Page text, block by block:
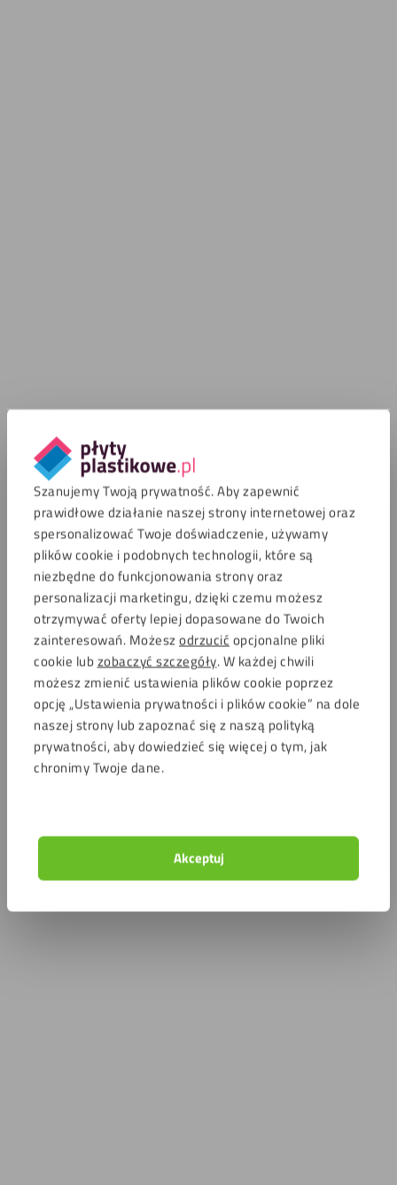
Szanujemy Twoją prywatność. Aby zapewnić
prawidłowe działanie naszej strony internetowej oraz
spersonalizować Twoje doświadczenie, używamy
plików cookie i podobnych technologii, które są
niezbędne do funkcjonowania strony oraz
personalizacji marketingu, dzięki czemu możesz
otrzymywać oferty lepiej dopasowane do Twoich
zainteresowań. Możesz odrzucić opcjonalne pliki
cookie lub zobaczyć szczegóły. W każdej chwili
możesz zmienić ustawienia plików cookie poprzez
opcję „Ustawienia prywatności i plików cookie” na dole
naszej strony lub zapoznać się z naszą polityką
prywatności, aby dowiedzieć się więcej o tym, jak
chronimy Twoje dane.
Akceptuj